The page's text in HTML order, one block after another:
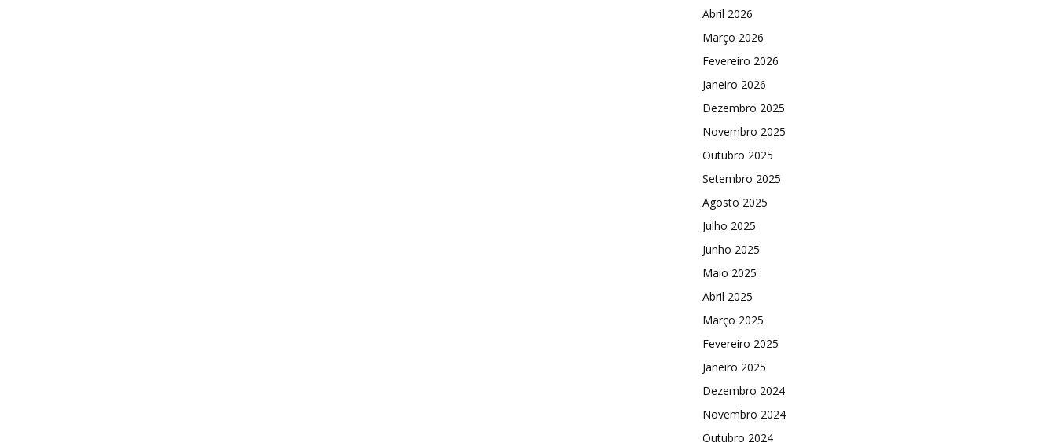
Abril 2026
Março 2026
Fevereiro 2026
Janeiro 2026
Dezembro 2025
Novembro 2025
Outubro 2025
Setembro 2025
Agosto 2025
Julho 2025
Junho 2025
Maio 2025
Abril 2025
Março 2025
Fevereiro 2025
Janeiro 2025
Dezembro 2024
Novembro 2024
Outubro 2024